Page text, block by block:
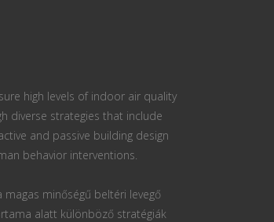
high levels of indoor air quality
diverse strategies that include
and passive building design
behavior interventions.
magas minőségű beltéri levegő
alatt különböző stratégiák